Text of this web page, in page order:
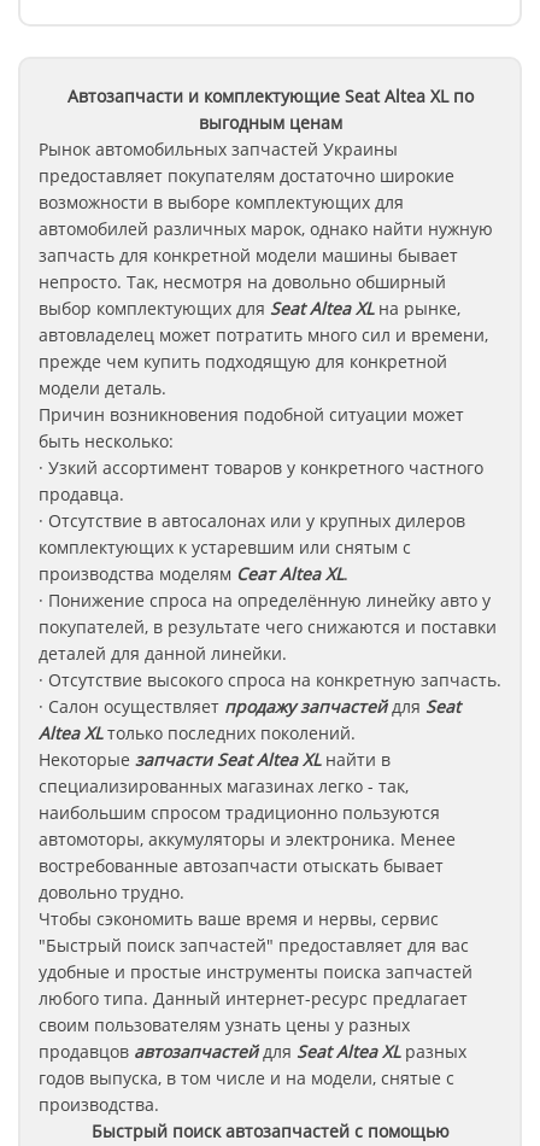
Автозапчасти и комплектующие SeatAltea XLпо
выгодным ценам
Рынок автомобильных запчастей Украины
предоставляет покупателям достаточно широкие
возможности в выборе комплектующих для
автомобилей различных марок, однако найти нужную
запчасть для конкретной модели машины бывает
непросто. Так, несмотря на довольно обширный
выбор комплектующих для Seat Altea XLна рынке,
автовладелец может потратить много сил и времени,
прежде чем купить подходящую для конкретной
модели деталь.
Причин возникновения подобной ситуации может
быть несколько:
· Узкий ассортимент товаров у конкретного частного
продавца.
· Отсутствие в автосалонах или у крупных дилеров
комплектующих к устаревшим или снятым с
производства моделям СеатAltea XL.
· Понижение спроса на определённую линейку авто у
покупателей, в результате чего снижаются и поставки
деталей для данной линейки.
· Отсутствие высокого спроса на конкретную запчасть.
· Салон осуществляет продажу запчастейдля Seat
Altea XLтолько последних поколений.
Некоторые запчасти Seat Altea XLнайти в
специализированных магазинах легко - так,
наибольшим спросом традиционно пользуются
автомоторы, аккумуляторы и электроника. Менее
востребованные автозапчасти отыскать бывает
довольно трудно.
Чтобы сэкономить ваше время и нервы, сервис
"Быстрый поиск запчастей" предоставляет для вас
удобные и простые инструменты поиска запчастей
любого типа. Данный интернет-ресурс предлагает
своим пользователям узнать цены у разных
продавцов автозапчастейдля Seat Altea XLразных
годов выпуска, в том числе и на модели, снятые с
производства.
Быстрый поиск автозапчастей с помощью